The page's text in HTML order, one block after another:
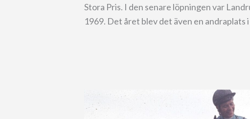
Stora Pris. I den senare löpningen var
1969. Det året blev det även en andraplats